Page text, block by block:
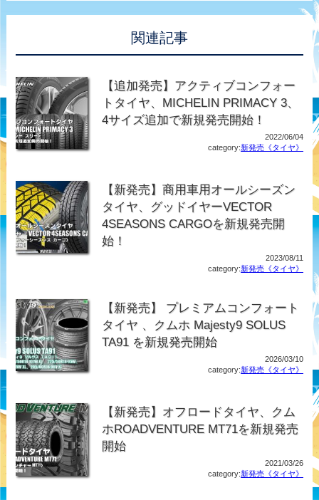
関連記事
【追加発売】アクティブコンフォー
トタイヤ、MICHELIN PRIMACY 3、
4サイズ追加で新規発売開始！
2022/06/04
category:新発売《タイヤ》
【新発売】商用車用オールシーズン
タイヤ、グッドイヤーVECTOR
4SEASONS CARGOを新規発売開
始！
2023/08/11
category:新発売《タイヤ》
【新発売】 プレミアムコンフォート
タイヤ 、クムホ Majesty9 SOLUS
TA91 を新規発売開始
2026/03/10
category:新発売《タイヤ》
【新発売】オフロードタイヤ、クム
ホROADVENTURE MT71を新規発売
開始
2021/03/26
category:新発売《タイヤ》